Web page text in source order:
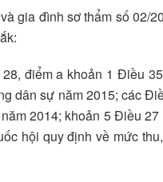
gia đình sơ thẩm số 02/
điểm a khoản 1 Điều
dân sự năm 2015; các
2014; khoản 5 Điều
hội quy định về mức